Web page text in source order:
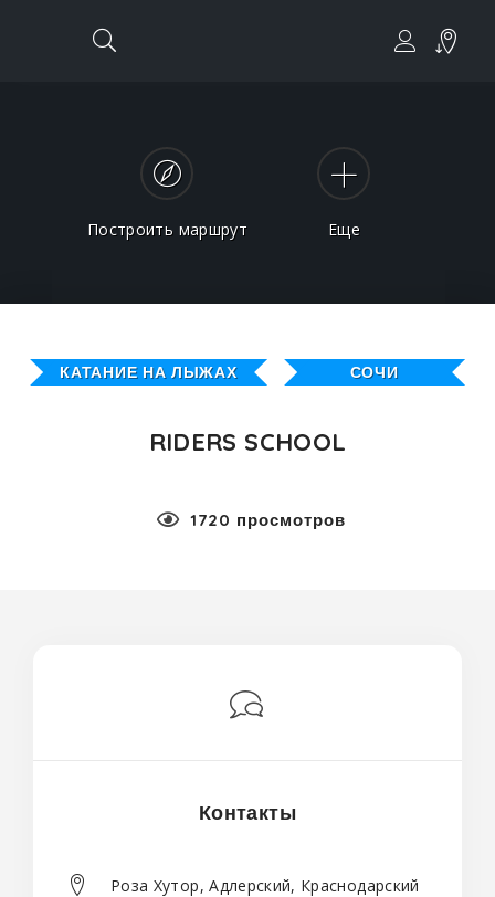
Построить маршрут Еще
КАТАНИЕ НА ЛЫЖАХ СОЧИ
RIDERS SCHOOL
1720 просмотров
Контакты
Роза Хутор, Адлерский, Краснодарский